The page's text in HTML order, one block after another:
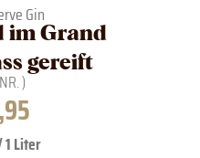
Gin
im Grand
gereift
)
1 Liter